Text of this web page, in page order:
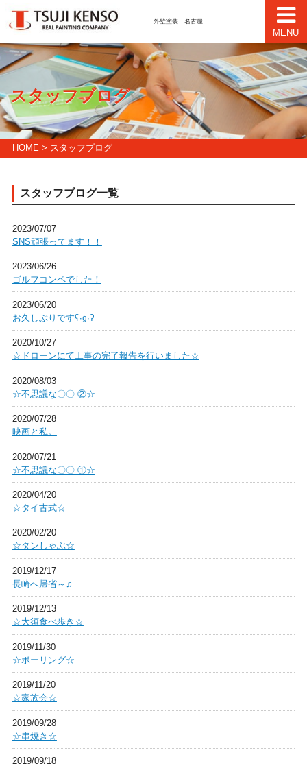
外壁塗装 名古屋
MENU
スタッフブログ
HOME> スタッフブログ
スタッフブログ一覧
2023/07/07
SNS頑張ってます！！
2023/06/26
ゴルフコンペでした！
2023/06/20
お久しぶりですʕ∙ჲ∙ʔ
2020/10/27
☆ドローンにて工事の完了報告を行いました☆
2020/08/03
☆不思議な〇〇 ②☆
2020/07/28
映画と私。
2020/07/21
☆不思議な〇〇 ①☆
2020/04/20
☆タイ古式☆
2020/02/20
☆タンしゃぶ☆
2019/12/17
長崎へ帰省～♫
2019/12/13
☆大須食べ歩き☆
2019/11/30
☆ボーリング☆
2019/11/20
☆家族会☆
2019/09/28
☆串焼き☆
2019/09/18